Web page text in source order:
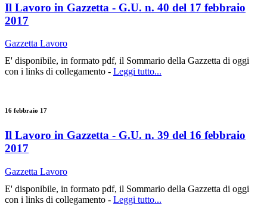
Il Lavoro in Gazzetta - G.U. n. 40 del 17 febbraio
2017
Gazzetta Lavoro
E' disponibile, in formato pdf, il Sommario della Gazzetta di oggi
con i links di collegamento - Leggi tutto...
16 febbraio 17
Il Lavoro in Gazzetta - G.U. n. 39 del 16 febbraio
2017
Gazzetta Lavoro
E' disponibile, in formato pdf, il Sommario della Gazzetta di oggi
con i links di collegamento - Leggi tutto...